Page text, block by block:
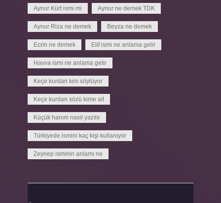
Aynur Kürt ismi mi Aynur ne demek TDK
Aynur Riza ne demek Beyza ne demek
Ecrin ne demek Elif ismi ne anlama gelir
Havva ismi ne anlama gelir
Keçe kurdan kim söylüyor
Keçe kurdan sözü kime ait
Küçük hanım nasıl yazılır
Türkiyede ismini kaç kişi kullanıyor
Zeynep isminin anlamı ne